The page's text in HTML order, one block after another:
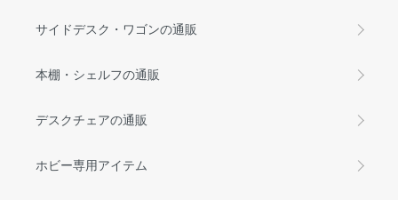
サイドデスク・ワゴンの通販
本棚・シェルフの通販
デスクチェアの通販
ホビー専用アイテム